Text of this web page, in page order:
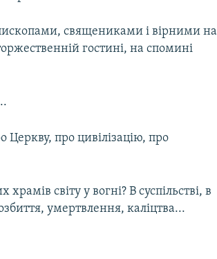
священиками і вірними на
гостині, на спомині
Церкву, про цивілізацію, про
світу у вогні? В суспільстві, в
умертвлення, каліцтва...